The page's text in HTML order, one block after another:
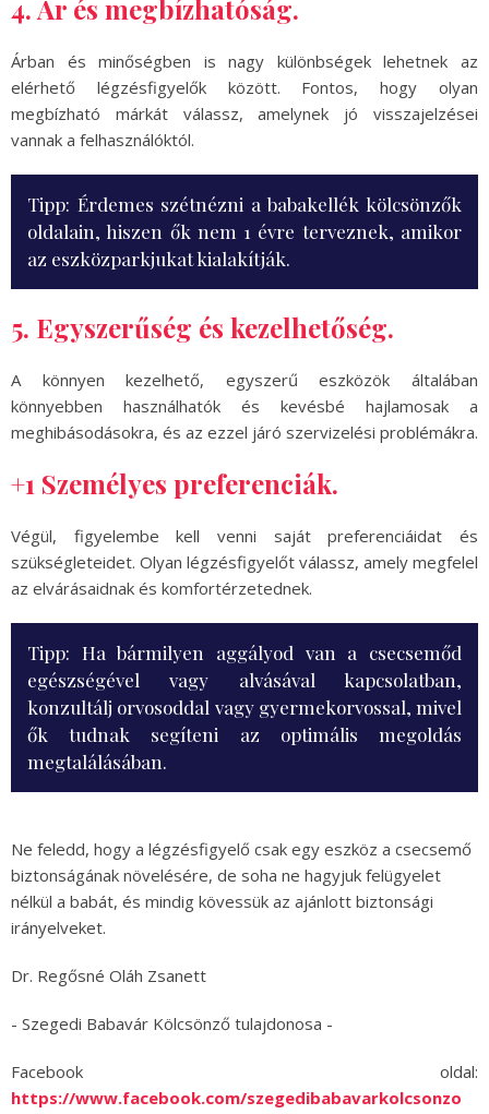
4. Ár és megbízhatóság.
Árban és minőségben is nagy különbségek lehetnek az
elérhető légzésfigyelők között. Fontos, hogy olyan
megbízható márkát válassz, amelynek jó visszajelzései
vannak a felhasználóktól.
Tipp: Érdemes szétnézni a babakellék kölcsönzők
oldalain, hiszen ők nem 1 évre terveznek, amikor
az eszközparkjukat kialakítják.
5. Egyszerűség és kezelhetőség.
A könnyen kezelhető, egyszerű eszközök általában
könnyebben használhatók és kevésbé hajlamosak a
meghibásodásokra, és az ezzel járó szervizelési problémákra.
+1 Személyes preferenciák.
Végül, figyelembe kell venni saját preferenciáidat és
szükségleteidet. Olyan légzésfigyelőt válassz, amely megfelel
az elvárásaidnak és komfortérzetednek.
Tipp: Ha bármilyen aggályod van a csecsemőd
egészségével vagy alvásával kapcsolatban,
konzultálj orvosoddal vagy gyermekorvossal, mivel
ők tudnak segíteni az optimális megoldás
megtalálásában.
Ne feledd, hogy a légzésfigyelő csak egy eszköz a csecsemő
biztonságának növelésére, de soha ne hagyjuk felügyelet
nélkül a babát, és mindig kövessük az ajánlott biztonsági
irányelveket.
Dr. Regősné Oláh Zsanett
- Szegedi Babavár Kölcsönző tulajdonosa -
Facebook oldal:
https://www.facebook.com/szegedibabavarkolcsonzo